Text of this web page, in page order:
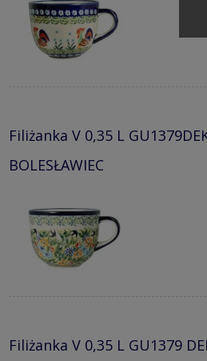
Filiżanka V 0,35 L
BOLESŁAWIEC
Filiżanka V 0,35 L GU1379